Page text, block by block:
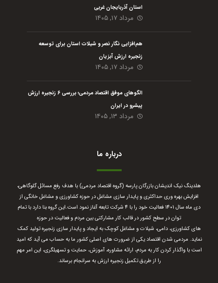
استان آذربایجان غربی
مرداد ۱۷, ۱۴۰۵
هم‌افزایی نگار نصر و شیلات استان برای توسعه
زنجیره ارزش آبزیان
مرداد ۱۷, ۱۴۰۵
الگوهای موفق اقتصاد مردمی؛ بررسی ۶ زنجیره ارزش
پیشرو در ایران
مرداد ۱۳, ۱۴۰۵
درباره ما
هلدینگ نیک اندیشان بازرگان پارسه (گروه اقتصاد مردمی) با هدف رفع مسائل گلوگاهی،
افزایش بهره وری حداکثری و پایدار سازی مشاغل در حوزه کشاورزی و مشاغل خانگی از
دی ماه سال 1401 فعالیت خود را با 4 شرکت تابعه آغاز نمود است.
این گروه بنا دارد با تمام
توان در سطح کشور در قالب کار مشارکتی بین مردم و فعالیت در حوزه
های کشاورزی، دامی، شیلات و مشاغل کوچک به ایجاد و پایدار سازی زنجیره تولید کمک
نماید. مردمی شدن اقتصاد یکی از ضرورت های اصلی کشور ما به حساب می آید که امید
است با واگذار کردن کار به مردم، ارائه مشاوره، آموزش، حمایت و تسهیلگری، این امر مهم
را از طریق تکمیل زنجیره ارزش به سرانجام برساند.